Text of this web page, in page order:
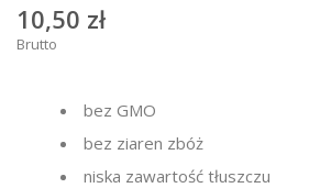
10,50 zł
Brutto
bez GMO
bez ziaren zbóż
niska zawartość tłuszczu